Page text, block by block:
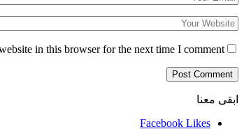
in this browser for the next time I comment.
ابقى معنا
Facebook Likes